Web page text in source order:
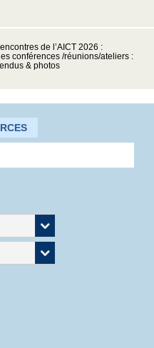
de l’AICT 2026 :
conférences /réunions/ateliers :
& photos